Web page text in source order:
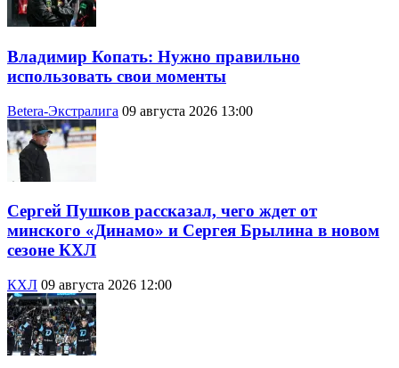
Владимир Копать: Нужно правильно
использовать свои моменты
Betera-Экстралига 09 августа 2026 13:00
Сергей Пушков рассказал, чего ждет от
минского «Динамо» и Сергея Брылина в новом
сезоне КХЛ
КХЛ 09 августа 2026 12:00